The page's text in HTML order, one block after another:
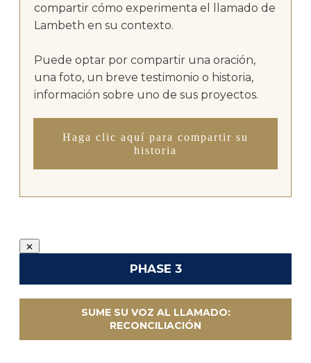
compartir cómo experimenta el llamado de
Lambeth en su contexto.
Puede optar por compartir una oración,
una foto, un breve testimonio o historia,
información sobre uno de sus proyectos.
Haga clic aquí para compartir su
historia
PHASE 3
SUME SU VOZ AL LLAMADO:
RECONCILIACIÓN